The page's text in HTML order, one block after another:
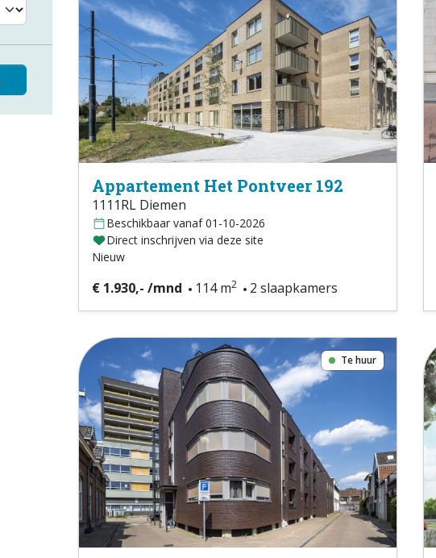
Appartement Het Pontveer 192
1111RL Diemen
Beschikbaar vanaf 01-10-2026
Direct inschrijven via deze site
Nieuw
€ 1.930,- /mnd 114 m2 2 slaapkamers
Te huur